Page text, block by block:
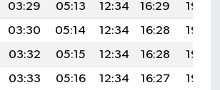
03:29 05:13 12:34 16:29
19:46
03:30 05:14 12:34 16:28
19:45
03:32 05:15 12:34 16:28
19:44
03:33 05:16 12:34 16:27
19:43